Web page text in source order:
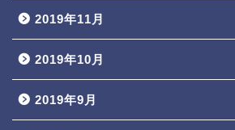
2019年11月
2019年10月
2019年9月